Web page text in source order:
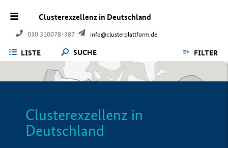
Clusterexzellenz in Deutschland
030 310078-387 info@clusterplattform.de
LISTE SUCHE FILTER
Clusterexzellenz in
Deutschland